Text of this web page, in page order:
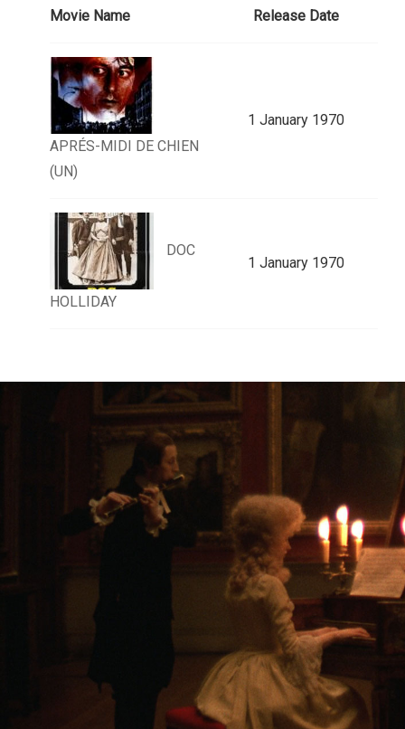
Movie Name Release Date
APRÉS-MIDI DE CHIEN
(UN)
1 January 1970
DOC
HOLLIDAY
1 January 1970